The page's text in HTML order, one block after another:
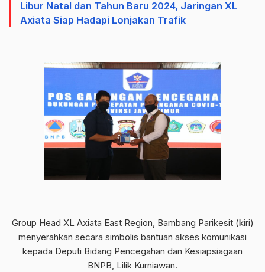
Libur Natal dan Tahun Baru 2024, Jaringan XL
Axiata Siap Hadapi Lonjakan Trafik
Group Head XL Axiata East Region, Bambang Parikesit (kiri)
menyerahkan secara simbolis bantuan akses komunikasi
kepada Deputi Bidang Pencegahan dan Kesiapsiagaan
BNPB, Lilik Kurniawan.